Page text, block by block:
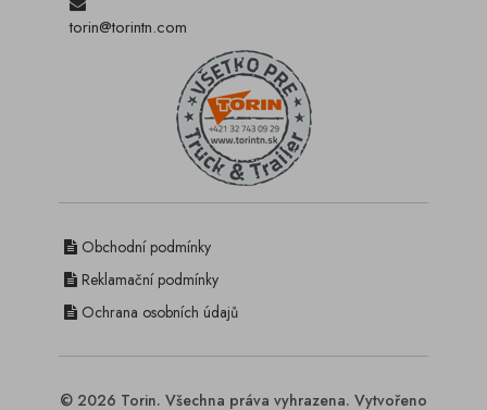
torin@torintn.com
Obchodní podmínky
Reklamační podmínky
Ochrana osobních údajů
© 2026 Torin. Všechna práva vyhrazena. Vytvořeno